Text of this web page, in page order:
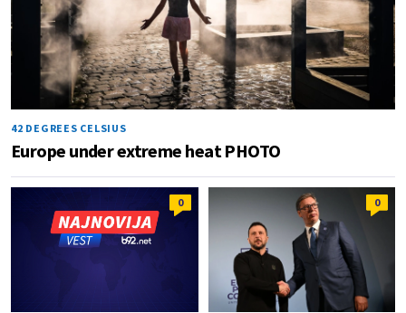
42 DEGREES CELSIUS
Europe under extreme heat PHOTO
0 0